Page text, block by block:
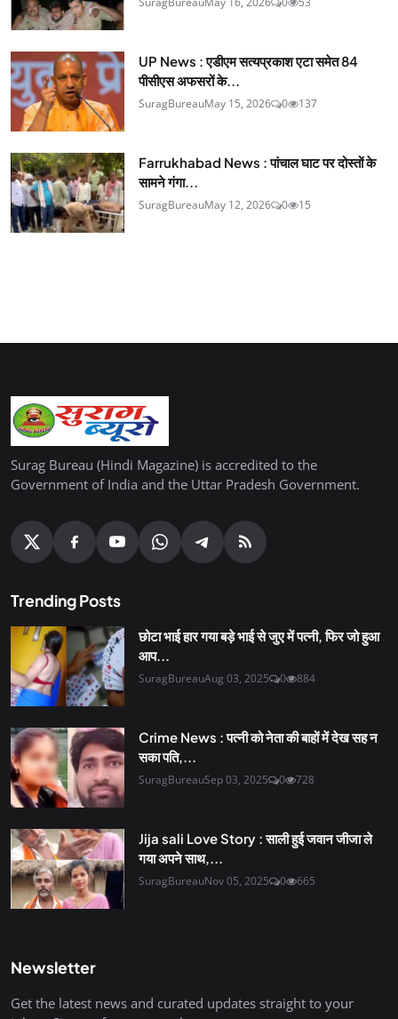
UP News : एडीएम सत्यप्रकाश एटा समेत 84
पीसीएस अफसरों के...
SuragBureauMay 15, 2026 0 137
Farrukhabad News : पांचाल घाट पर दोस्तों के
सामने गंगा...
SuragBureauMay 12, 2026 0 15
Surag Bureau (Hindi Magazine) is accredited to the
Government of India and the Uttar Pradesh Government.
Trending Posts
छोटा भाई हार गया बड़े भाई से जुए में पत्नी, फिर जो हुआ
आप...
SuragBureauAug 03, 2025 0 884
Crime News : पत्नी को नेता की बाहों में देख सह न
सका पति,...
SuragBureauSep 03, 2025 0 728
Jija sali Love Story : साली हुई जवान जीजा ले
गया अपने साथ,...
SuragBureauNov 05, 2025 0 665
Newsletter
Get the latest news and curated updates straight to your